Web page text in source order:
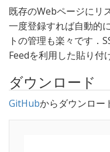
既存のWebページにリ
一度登録すれば自動的
トの管理も楽々です．
Feedを利用した貼り付
ダウンロード
GitHubからダウンロー